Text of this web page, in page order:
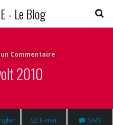
- Le Blog
Commentaire
2010
E-mail SMS